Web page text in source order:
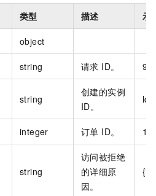
类型 描述 示
object
string 请求 ID。
string
创建的实例
ID。
ld-
integer 订单 ID。
string
访问被拒绝
的详细原
因。